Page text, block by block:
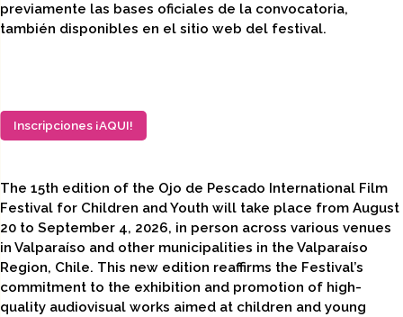
previamente las bases oficiales de la convocatoria,
también disponibles en el sitio web del festival.
Inscripciones ¡AQUI!
The 15th edition of the Ojo de Pescado International Film
Festival for Children and Youth will take place from August
20 to September 4, 2026, in person across various venues
in Valparaíso and other municipalities in the Valparaíso
Region, Chile. This new edition reaffirms the Festival’s
commitment to the exhibition and promotion of high-
quality audiovisual works aimed at children and young